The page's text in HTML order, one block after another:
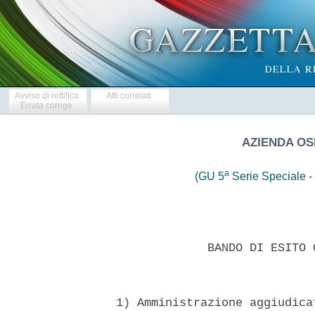
Avviso di rettifica
Errata corrige
Atti correlati
AZIENDA
(GU 5a Serie Speciale
BANDO DI
1) Amministrazione